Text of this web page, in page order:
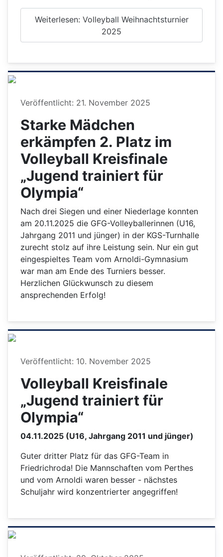
Weiterlesen: Volleyball Weihnachtsturnier
2025
Details
Veröffentlicht: 21. November 2025
Starke Mädchen
erkämpfen 2. Platz im
Volleyball Kreisfinale
„Jugend trainiert für
Olympia“
Nach drei Siegen und einer Niederlage konnten
am 20.11.2025 die GFG-Volleyballerinnen (U16,
Jahrgang 2011 und jünger) in der KGS-Turnhalle
zurecht stolz auf ihre Leistung sein. Nur ein gut
eingespieltes Team vom Arnoldi-Gymnasium
war man am Ende des Turniers besser.
Herzlichen Glückwunsch zu diesem
ansprechenden Erfolg!
Details
Veröffentlicht: 10. November 2025
Volleyball Kreisfinale
„Jugend trainiert für
Olympia“
04.11.2025 (U16, Jahrgang 2011 und jünger)
Guter dritter Platz für das GFG-Team in
Friedrichroda! Die Mannschaften vom Perthes
und vom Arnoldi waren besser - nächstes
Schuljahr wird konzentrierter angegriffen!